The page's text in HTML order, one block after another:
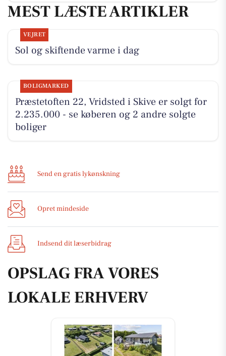
MEST LÆSTE ARTIKLER
VEJRET
Sol og skiftende varme i dag
BOLIGMARKED
Præstetoften 22, Vridsted i Skive er solgt for
2.235.000 - se køberen og 2 andre solgte
boliger
Send en gratis lykønskning
Opret mindeside
Indsend dit læserbidrag
OPSLAG FRA VORES
LOKALE ERHVERV